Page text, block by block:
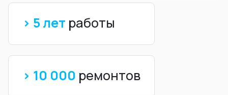
> 5 лет работы
> 10 000 ремонтов